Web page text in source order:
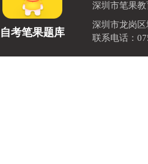
自考笔果题库
深圳市笔果教
深圳市龙岗
联系电话：